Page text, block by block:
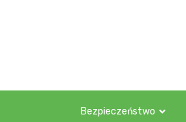
Bezpieczeństwo